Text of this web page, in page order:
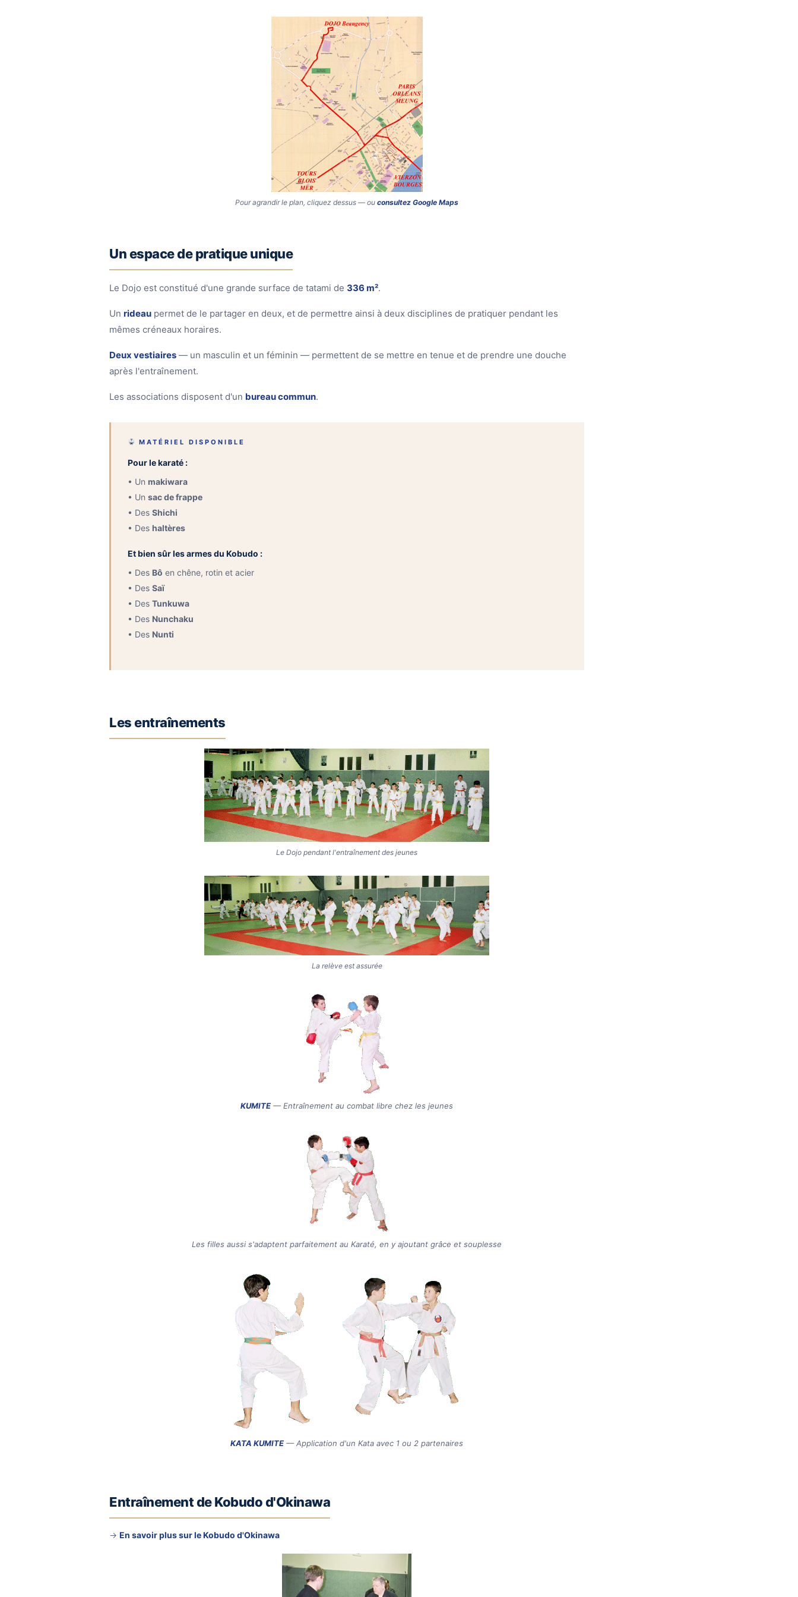
Pour agrandir le plan, cliquez dessus — ouconsultez Google Maps
Un espace de pratique unique
Le Dojo est constitué d'une grande surface de tatami de 336 m².
Unrideau permet de le partager en deux, et de permettre ainsi à deux disciplines de pratiquer pendant les
mêmes créneaux horaires.
Deux vestiaires — un masculin et un féminin — permettent de se mettre en tenue et de prendre une douche
après l'entraînement.
Les associations disposent d'un bureau commun.
MATÉRIEL DISPONIBLE
Pour le karaté :
• Unmakiwara
• Unsac de frappe
• DesShichi
• Deshaltères
Et bien sûr les armes du Kobudo :
• Des Bô en chêne, rotin et acier
• DesSaï
• DesTunkuwa
• Des Nunchaku
• Des Nunti
Les entraînements
Le Dojo pendant l'entraînement des jeunes
La relève est assurée
KUMITE — Entraînement au combat libre chez les jeunes
Les filles aussi s'adaptent parfaitement au Karaté, en y ajoutant grâce et souplesse
KATA KUMITE — Application d'un Kata avec 1 ou 2 partenaires
Entraînement de Kobudo d'Okinawa
→En savoir plus sur le Kobudo d'Okinawa